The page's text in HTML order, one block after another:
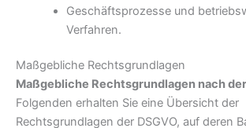
Geschäftsprozesse und
Verfahren.
Maßgebliche Rechtsgrundlagen
Maßgebliche Rechtsgrundlagen nach der
Folgenden erhalten Sie eine Übersicht der
Rechtsgrundlagen der DSGVO, auf deren